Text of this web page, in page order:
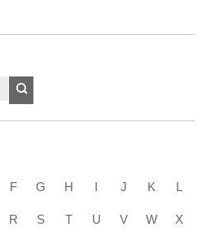
F G H I J K L
R S T U V W X